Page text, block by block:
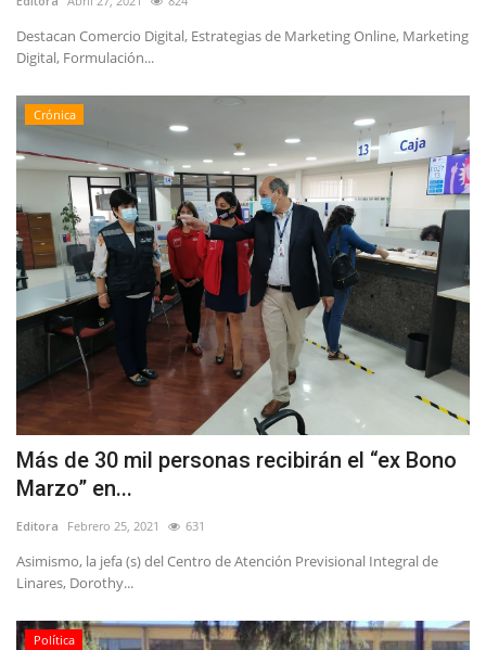
Destacan Comercio Digital, Estrategias de Marketing Online, Marketing
Digital, Formulación...
Crónica
Más de 30 mil personas recibirán el “ex Bono
Marzo” en...
Editora Febrero 25, 2021 631
Asimismo, la jefa (s) del Centro de Atención Previsional Integral de
Linares, Dorothy...
Política